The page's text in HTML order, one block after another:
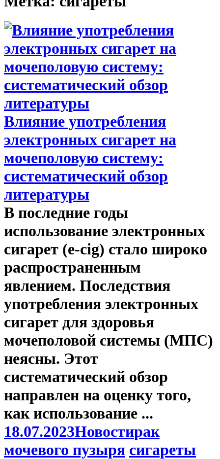
Влияние употребления
электронных сигарет на
мочеполовую систему:
систематический обзор
литературы
В последние годы
использование электронных
сигарет (e-cig) стало широко
распространенным
явлением. Последствия
употребления электронных
сигарет для здоровья
мочеполовой системы (МПС)
неясны. Этот
систематический обзор
направлен на оценку того,
как использование ...
18.07.2023Новостирак
мочевого пузыря сигареты